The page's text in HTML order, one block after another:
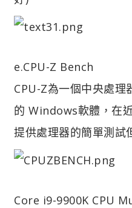
e.CPU-Z Bench
CPU-Z為一個中央處理
的 Windows軟體，在
提供處理器的簡單測試
Core i9-9900K CPU